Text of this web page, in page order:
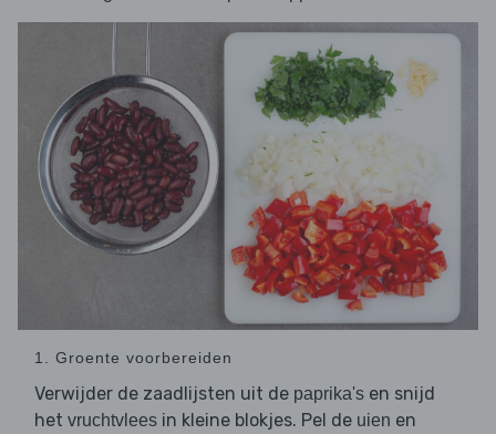
1. Groente voorbereiden
Verwijder de zaadlijsten uit de paprika's en snijd
het vruchtvlees in kleine blokjes. Pel de uien en